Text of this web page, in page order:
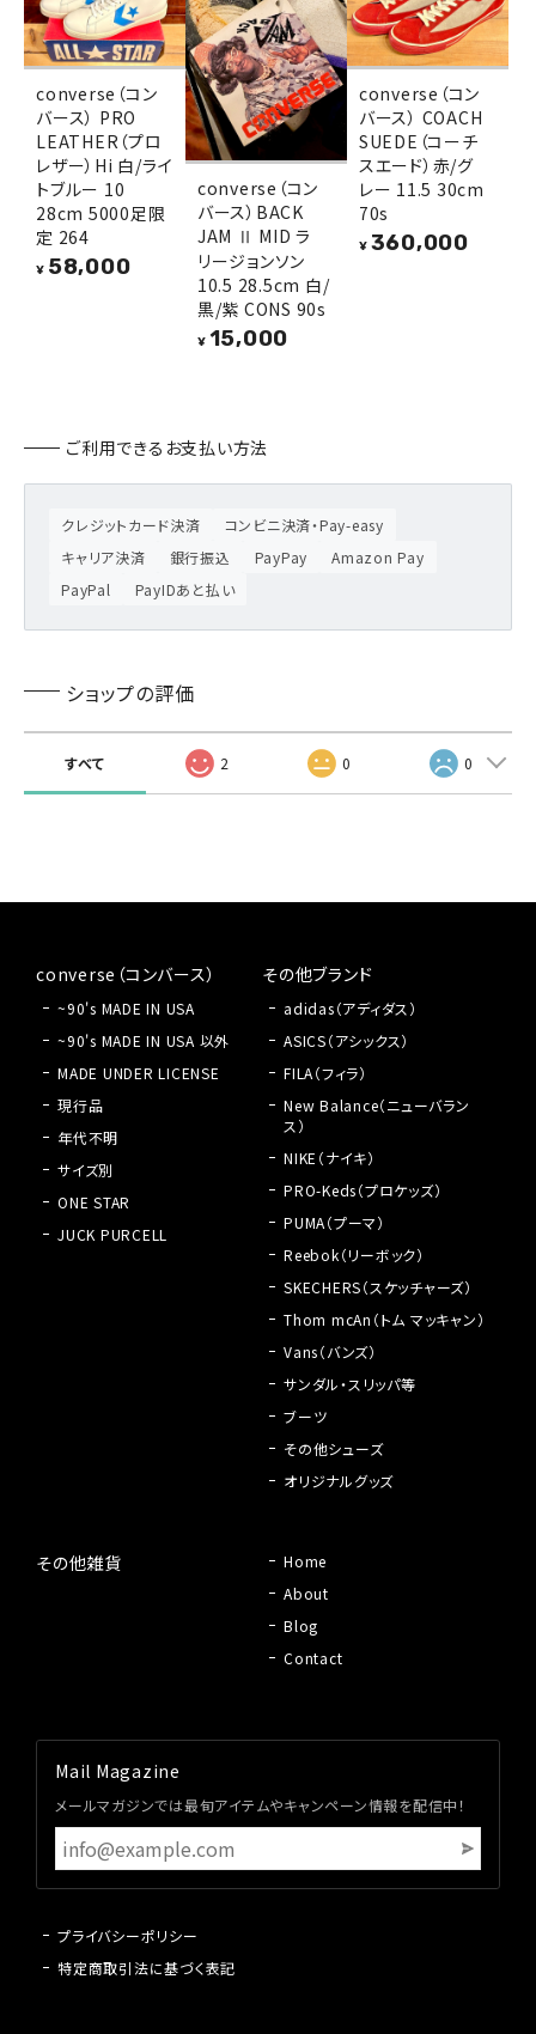
converse（コンバース）
~90's MADE IN USA
~90's MADE IN USA 以外
MADE UNDER LICENSE
現行品
年代不明
サイズ別
ONE STAR
JUCK PURCELL
その他ブランド
adidas（アディダス）
ASICS（アシックス）
FILA（フィラ）
New Balance（ニューバラン
ス）
NIKE（ナイキ）
PRO-Keds（プロケッズ）
PUMA（プーマ）
Reebok（リーボック）
SKECHERS（スケッチャーズ）
Thom mcAn（トム マッキャン）
Vans（バンズ）
サンダル・スリッパ等
ブーツ
その他シューズ
オリジナルグッズ
その他雑貨
Home
About
Blog
Contact
Mail Magazine
メールマガジンでは最旬アイテムやキャンペーン情報を配信中！
プライバシーポリシー
特定商取引法に基づく表記
converse（コン
バース） PRO
LEATHER（プロ
レザー）Hi 白/ライ
トブルー 10
28cm 5000足限
定 264
¥ 58,000
converse（コン
バース）BACK
JAM Ⅱ MID ラ
リージョンソン
10.5 28.5cm 白/
黒/紫 CONS 90s
¥ 15,000
converse（コン
バース） COACH
SUEDE（コーチ
スエード）赤/グ
レー 11.5 30cm
70s
¥ 360,000
ご利用できるお支払い方法
クレジットカード決済
コンビニ決済・Pay-easy
キャリア決済
銀行振込 PayPay
Amazon Pay
PayPal
PayIDあと払い
ショップの評価
すべて 2 0 0